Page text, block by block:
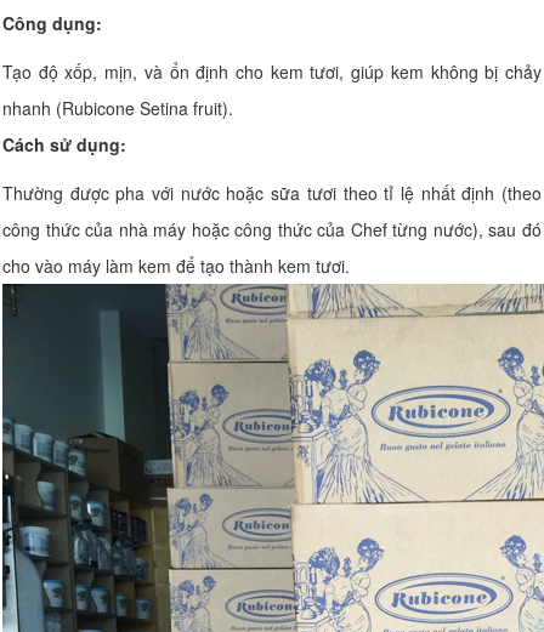
Công dụng:
Tạo độ xốp, mịn, và ổn định cho kem tươi, giúp kem không bị chảy
nhanh (Rubicone Setina fruit).
Cách sử dụng:
Thường được pha với nước hoặc sữa tươi theo tỉ lệ nhất định (theo
công thức của nhà máy hoặc công thức của Chef từng nước), sau đó
cho vào máy làm kem để tạo thành kem tươi.